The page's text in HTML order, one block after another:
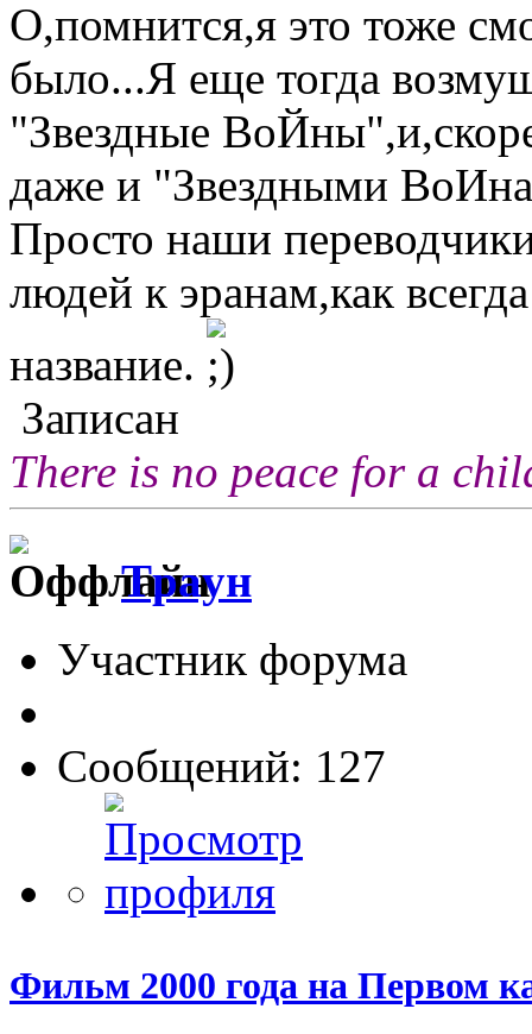
О,помнится,я это тоже
было...Я еще тогда
"Звездные
даже и "Звездными
Просто наши
людей к эранам,как
название.
Записан
There is no peace for a
Tрayн
Участник форума
Сообщений: 127
Фильм 2000 года на Первом